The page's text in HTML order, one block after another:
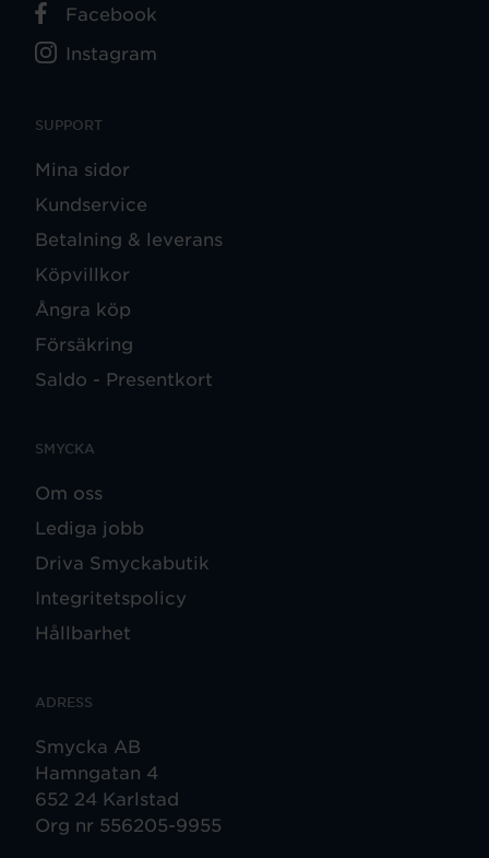
SUPPORT
Mina sidor
Kundservice
Betalning & leverans
Köpvillkor
Ångra köp
Försäkring
Saldo - Presentkort
SMYCKA
Om oss
Lediga jobb
Driva Smyckabutik
Integritetspolicy
Hållbarhet
ADRESS
Smycka AB
Hamngatan 4
652 24 Karlstad
Org nr 556205-9955
Facebook
Instagram